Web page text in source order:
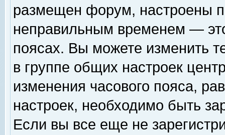
размещен форум, настроены
неправильным временем —
поясах. Вы можете изменить
в группе общих настроек
изменения часового пояса,
настроек, необходимо быть
Если вы все еще не